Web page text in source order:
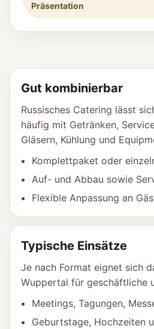
Präsentation
Gut kombinierbar
Russisches Catering lässt
häufig mit Getränken,
Gläsern, Kühlung und
Komplettpaket oder
Auf- und Abbau sowie
Flexible Anpassung an
Typische Einsätze
Je nach Format eignet sich
Wuppertal für geschäftliche
Meetings, Tagungen,
Geburtstage, Hochzeiten